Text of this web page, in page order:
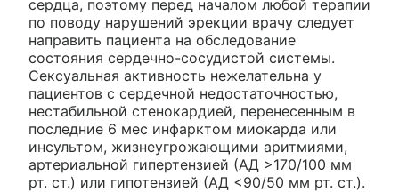
сердца, поэтому перед началом любой терапии
по поводу нарушений эрекции врачу следует
направить пациента на обследование
состояния сердечно-сосудистой системы.
Сексуальная активность нежелательна у
пациентов с сердечной недостаточностью,
нестабильной стенокардией, перенесенным в
последние 6 мес инфарктом миокарда или
инсультом, жизнеугрожающими аритмиями,
артериальной гипертензией (АД >170/100 мм
рт. ст.) или гипотензией (АД <90/50 мм рт. ст.).